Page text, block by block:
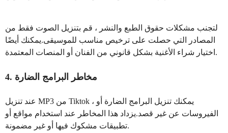
لتجنب مشكلات حقوق الطبع والنشر ، قم بتنزيل الصوت فقط من
المصادر التي حصلت على ترخيص مناسب للموسيقى.يمكنك أيضًا
اختيار شراء الأغنية بشكل قانوني من الفنان أو المنصات المعتمدة.
4. مخاطر البرامج الضارة
عند تنزيل MP3 من Tiktok ، يمكنك تنزيل البرامج الضارة أو
الفيروسات عن غير قصد.يزداد هذا المخاطر عند استخدام مواقع أو
تطبيقات مشكوك فيها أو غير مضمونة.